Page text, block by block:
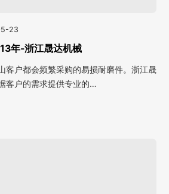
23
年-浙江晟达机械
客户都会频繁采购的易损耐磨件。浙江晟
客户的需求提供专业的…